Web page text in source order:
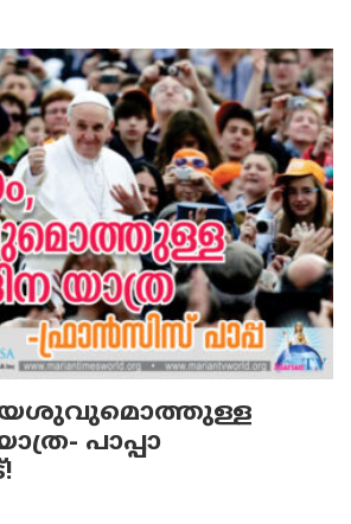
യേശുവുമൊത്തുള്ള
പാപ്പാ